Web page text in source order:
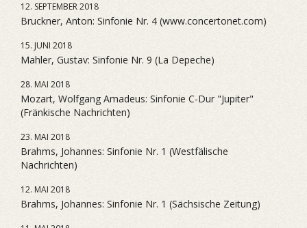
12. SEPTEMBER 2018
Bruckner, Anton: Sinfonie Nr. 4 (www.concertonet.com)
15. JUNI 2018
Mahler, Gustav: Sinfonie Nr. 9 (La Depeche)
28. MAI 2018
Mozart, Wolfgang Amadeus: Sinfonie C-Dur "Jupiter"
(Fränkische Nachrichten)
23. MAI 2018
Brahms, Johannes: Sinfonie Nr. 1 (Westfälische
Nachrichten)
12. MAI 2018
Brahms, Johannes: Sinfonie Nr. 1 (Sächsische Zeitung)